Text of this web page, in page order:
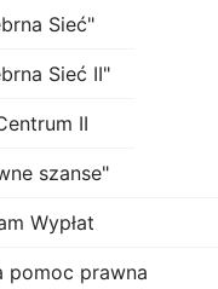
Sieć"
Sieć II"
II
szanse"
Wypłat
pomoc prawna